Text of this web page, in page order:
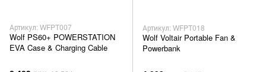
Артикул: WFPT007
Wolf PS60+ POWERSTATION
EVA Case & Charging Cable
Артикул: WFPT018
Wolf Voltair Portable Fan &
Powerbank